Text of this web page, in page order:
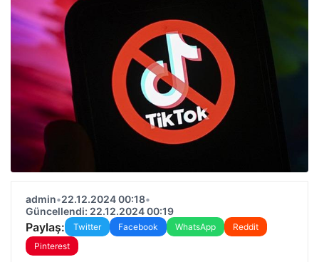
admin•22.12.2024 00:18•
Güncellendi: 22.12.2024 00:19
Paylaş: Twitter Facebook WhatsApp
Reddit
Pinterest